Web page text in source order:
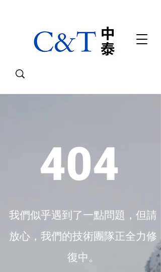
404
我們似乎遇到了一點問題，但請
放心，我們的技術團隊正全力修
復中。